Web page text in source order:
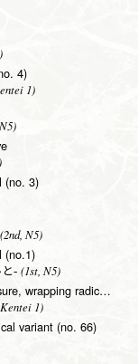
4)
1)
(no. 3)
(2nd, N5)
(no.1)
- (1st, N5)
wrapping enclosure, wrapping radical (no. 20)
1)
variant (no. 66)